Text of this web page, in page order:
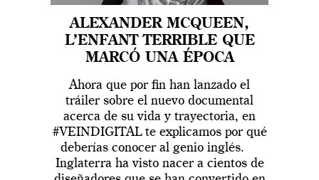
ALEXANDER MCQUEEN,
L’ENFANT TERRIBLE QUE
MARCÓ UNA ÉPOCA
Ahora que por fin han lanzado el
tráiler sobre el nuevo documental
acerca de su vida y trayectoria, en
#VEINDIGITAL te explicamos por qué
deberías conocer al genio inglés.
Inglaterra ha visto nacer a cientos de